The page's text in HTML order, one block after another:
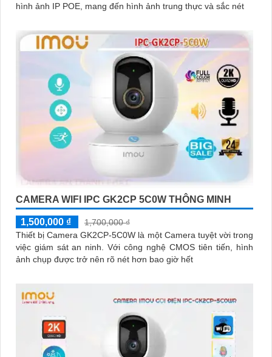
hình ảnh IP POE, mang đến hình ảnh trung thực và sắc nét
CAMERA WIFI IPC GK2CP 5C0W THÔNG MINH
1,500,000 ₫
1,700,000 ₫
Thiết bị Camera GK2CP-5C0W là một Camera tuyệt vời trong
việc giám sát an ninh. Với công nghệ CMOS tiên tiến, hình
ảnh chụp được trở nên rõ nét hơn bao giờ hết